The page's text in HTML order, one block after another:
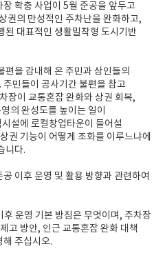
확충 사업이 5월 준공을 앞두고
권의 만성적인 주차난을 완화하고,
된 대표적인 생활밀착형 도시기반
을 감내해 온 주민과 상인들의
민들이 공사기간 불편을 참고
장이 교통혼잡 완화와 상권 회복,
의 완성도를 높이는 일이
설에 로컬창업타운이 들어설
권 기능이 어떻게 조화를 이루느냐에
니다.
이후 운영 및 활용 방향과 관련하여
운영 기본 방침은 무엇이며, 주차장
고 방안, 인근 교통혼잡 완화 대책
해 주십시오.